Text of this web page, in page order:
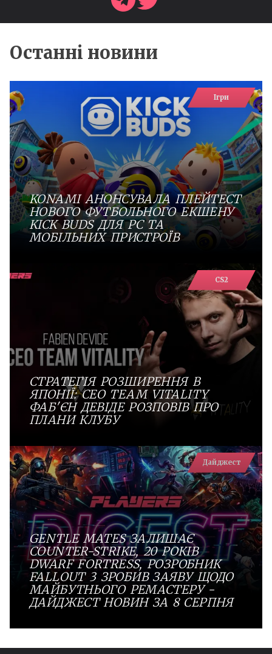
Останні новини
Ігри
KONAMI АНОНСУВАЛА ПЛЕЙТЕСТ
НОВОГО ФУТБОЛЬНОГО ЕКШЕНУ
KICK BUDS ДЛЯ PC ТА
МОБІЛЬНИХ ПРИСТРОЇВ
CS2
СТРАТЕГІЯ РОЗШИРЕННЯ В
ЯПОНІЇ: СEO TEAM VITALITY
ФАБ'ЄН ДЕВІДЕ РОЗПОВІВ ПРО
ПЛАНИ КЛУБУ
Дайджест
GENTLE MATES ЗАЛИШАЄ
COUNTER-STRIKE, 20 РОКІВ
DWARF FORTRESS, РОЗРОБНИК
FALLOUT 3 ЗРОБИВ ЗАЯВУ ЩОДО
МАЙБУТНЬОГО РЕМАСТЕРУ -
ДАЙДЖЕСТ НОВИН ЗА 8 СЕРПНЯ